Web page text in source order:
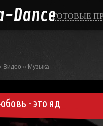
DanceГОТОВЫЕ
Видео » Музыка
- это яд